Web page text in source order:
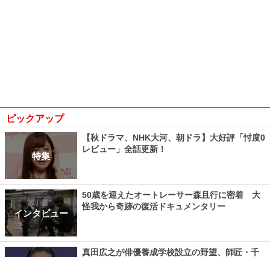
ピックアップ
特集
【秋ドラマ、NHK大河、朝ドラ】大好評「忖度0
レビュー」全話更新！
インタビュー
50歳を迎えたオートレーサー森且行に密着 大
怪我から奇跡の復活ドキュメンタリー
真田広之が俳優養成学校設立の野望、師匠・千